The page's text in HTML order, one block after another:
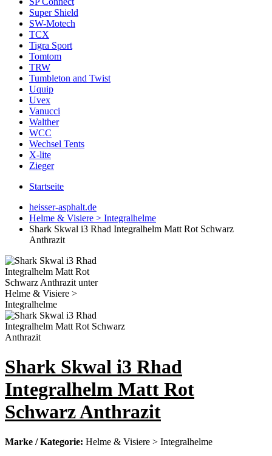
Super Shield
SW-Motech
TCX
Tigra Sport
Tomtom
TRW
Tumbleton and Twist
Uquip
Uvex
Vanucci
Walther
WCC
Wechsel Tents
X-lite
Zieger
Startseite
heisser-asphalt.de
Helme & Visiere > Integralhelme
Shark Skwal i3 Rhad Integralhelm Matt Rot Schwarz
Anthrazit
Shark Skwal i3 Rhad
Integralhelm Matt Rot
Schwarz Anthrazit
Marke / Kategorie: Helme & Visiere > Integralhelme